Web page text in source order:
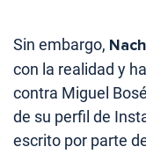
Sin embargo,
con la realidad y
contra Miguel
de su perfil de
escrito por parte